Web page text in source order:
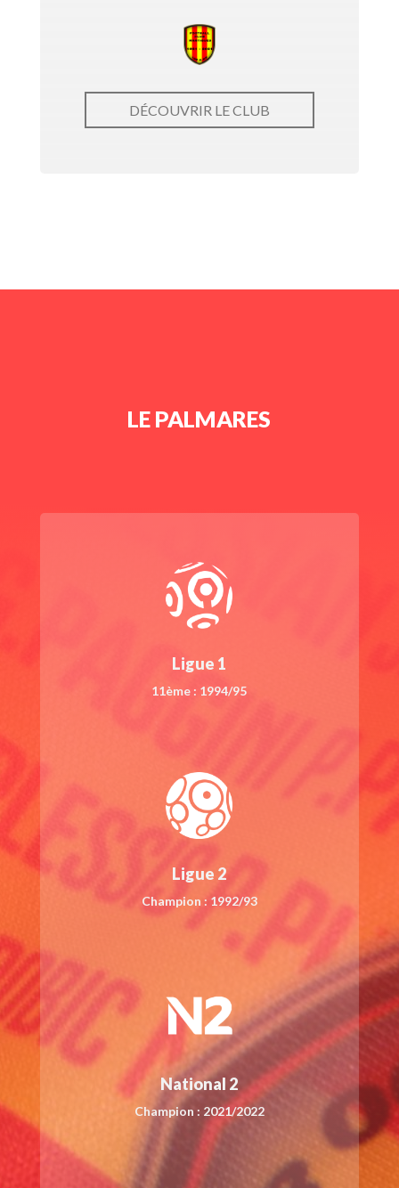
DÉCOUVRIR LE CLUB
LE PALMARES
Ligue 1
11ème : 1994/95
Ligue 2
Champion : 1992/93
National 2
Champion : 2021/2022